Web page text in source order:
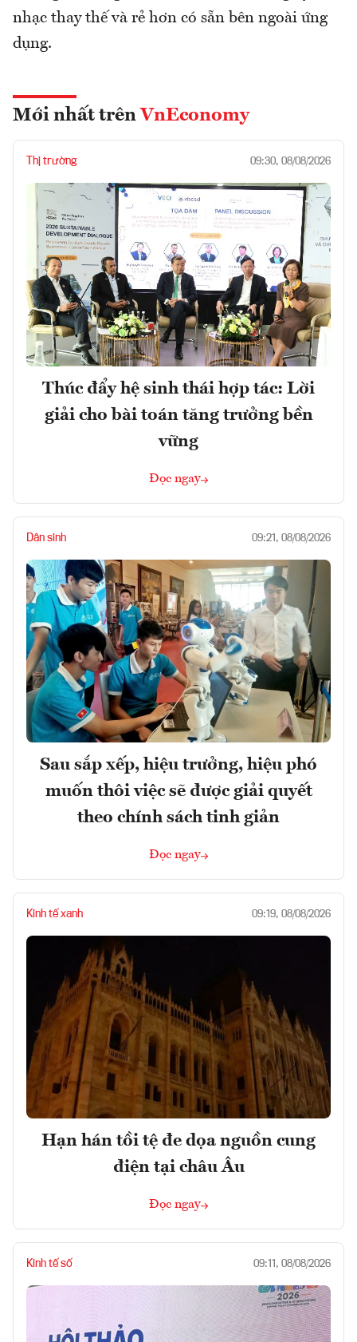
nhạc thay thế và rẻ hơn có sẵn bên ngoài ứng
dụng.
Mới nhất trên VnEconomy
Thị trường 09:30, 08/08/2026
Thúc đẩy hệ sinh thái hợp tác: Lời
giải cho bài toán tăng trưởng bền
vững
Đọc ngay
Dân sinh 09:21, 08/08/2026
Sau sắp xếp, hiệu trưởng, hiệu phó
muốn thôi việc sẽ được giải quyết
theo chính sách tinh giản
Đọc ngay
Kinh tế xanh 09:19, 08/08/2026
Hạn hán tồi tệ đe dọa nguồn cung
điện tại châu Âu
Đọc ngay
Kinh tế số 09:11, 08/08/2026